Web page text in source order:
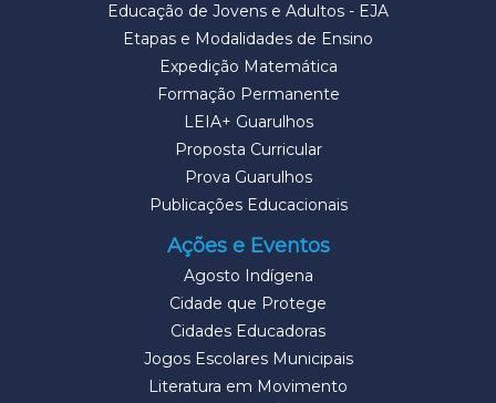
Educação de Jovens e Adultos - EJA
Etapas e Modalidades de Ensino
Expedição Matemática
Formação Permanente
LEIA+ Guarulhos
Proposta Curricular
Prova Guarulhos
Publicações Educacionais
Ações e Eventos
Agosto Indígena
Cidade que Protege
Cidades Educadoras
Jogos Escolares Municipais
Literatura em Movimento